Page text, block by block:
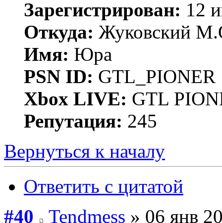
Зарегистрирован: 12
Откуда: Жуковский
Имя: Юра
PSN ID: GTL_PIONER
Xbox LIVE: GTL
Репутация: 245
Вернуться к началу
Ответить с цитатой
#40
Tendmess » 06 янв